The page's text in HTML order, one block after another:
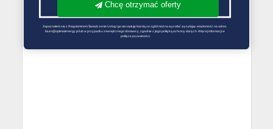
Chcę otrzymać oferty
Zapoznałem się z Regulaminem Świadczenie Usług i go akceptuję Każdą ze zgód można wycofać wysyłając wiadomość na adres
biuro@optimalenergy.pl lub w przypadku zewnętrznego dostawcy, zgodnie z jego polityką ochrony danych. Więcej informacji w
polityce prywatności